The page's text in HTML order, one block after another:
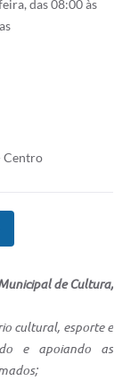
das 08:00 às
Centro
de Cultura,
cultural, esporte e
e apoiando as